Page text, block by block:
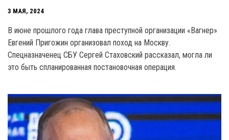
3 МАЯ, 2024
B июне прошлого года глава преступной организации «Вагнер»
Евгений Пригожин организовал поход на Москву.
Спецназначенец СБУ Сергей Стаховский рассказал, могла ли
это быть спланированная постановочная операция.